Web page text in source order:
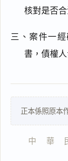
核對是否
三、案件一
書，債權
正本係照原本
中    華